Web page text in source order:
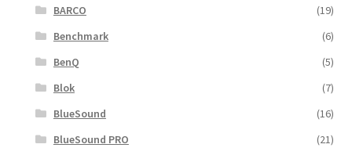
BARCO
(19)
Benchmark
(6)
BenQ
(5)
Blok
(7)
BlueSound
(16)
BlueSound PRO
(21)